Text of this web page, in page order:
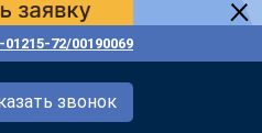
72/00190069
звонок